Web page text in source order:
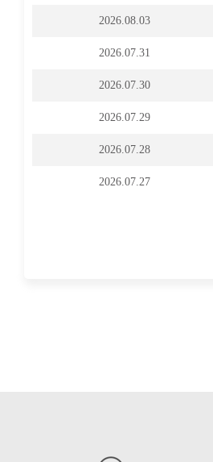
2026.08.03
2026.07.31
2026.07.30
2026.07.29
2026.07.28
2026.07.27